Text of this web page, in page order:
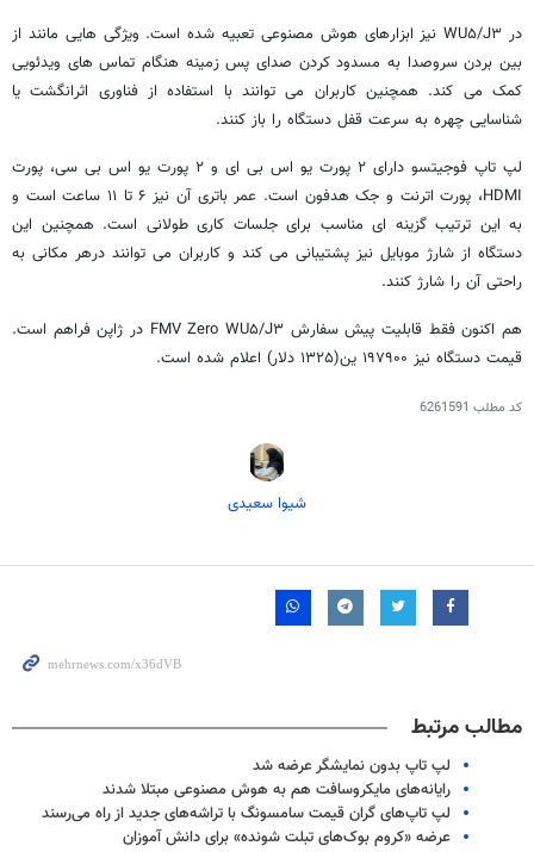
در WU۵/J۳ نیز ابزارهای هوش مصنوعی تعبیه شده است. ویژگی هایی مانند از
بین بردن سروصدا به مسدود کردن صدای پس زمینه هنگام تماس های ویدئویی
کمک می کند. همچنین کاربران می توانند با استفاده از فناوری اثرانگشت یا
شناسایی چهره به سرعت قفل دستگاه را باز کنند.
لپ تاپ فوجیتسو دارای ۲ پورت یو اس بی ای و ۲ پورت یو اس بی سی، پورت
HDMI، پورت اترنت و جک هدفون است. عمر باتری آن نیز ۶ تا ۱۱ ساعت است و
به این ترتیب گزینه ای مناسب برای جلسات کاری طولانی است. همچنین این
دستگاه از شارژ موبایل نیز پشتیبانی می کند و کاربران می توانند درهر مکانی به
راحتی آن را شارژ کنند.
هم اکنون فقط قابلیت پیش سفارش FMV Zero WU۵/J۳ در ژاپن فراهم است.
قیمت دستگاه نیز ۱۹۷۹۰۰ ین(۱۳۲۵ دلار) اعلام شده است.
کد مطلب 6261591
شیوا سعیدی
مطالب مرتبط
لپ تاپ بدون نمایشگر عرضه شد
رایانه‌های مایکروسافت هم به هوش مصنوعی مبتلا شدند
لپ تاپ‌های گران قیمت سامسونگ با تراشه‌های جدید از راه می‌رسند
عرضه «کروم بوک‌های تبلت شونده» برای دانش آموزان